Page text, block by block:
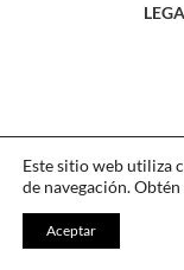
Este sitio web utiliza
de navegación.
Aceptar